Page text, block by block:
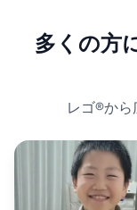
多くの方
レゴ®か